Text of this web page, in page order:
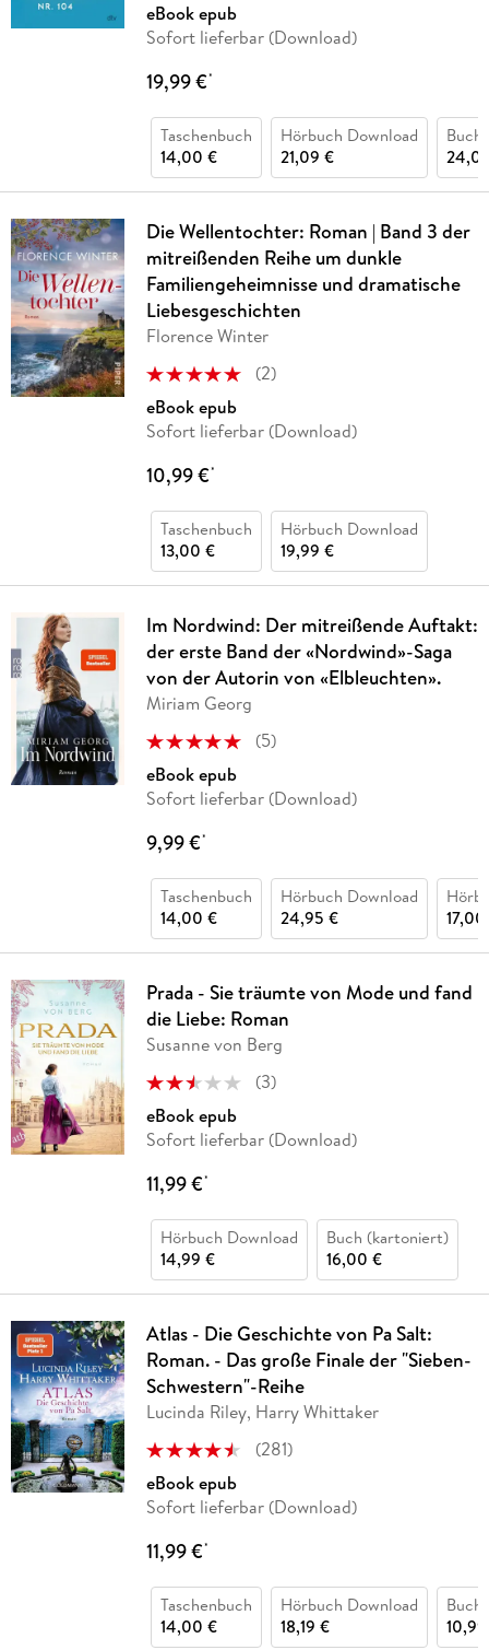
eBook epub
Sofort lieferbar (Download)
19,99 €*
Taschenbuch
14,00 €
Hörbuch Download
21,09 €
Buch
Die Wellentochter: Roman | Band 3 der
mitreißenden Reihe um dunkle
Familiengeheimnisse und dramatische
Liebesgeschichten
Florence Winter
(2)
eBook epub
Sofort lieferbar (Download)
10,99 €*
Taschenbuch
13,00 €
Hörbuch Download
19,99 €
Im Nordwind: Der mitreißende Auftakt:
der erste Band der «Nordwind»-Saga
von der Autorin von «Elbleuchten».
Miriam Georg
(5)
eBook epub
Sofort lieferbar (Download)
9,99 €*
Taschenbuch
14,00 €
Hörbuch Download
24,95 €
Prada - Sie träumte von Mode und fand
die Liebe: Roman
Susanne von Berg
(3)
eBook epub
Sofort lieferbar (Download)
11,99 €*
Hörbuch Download
14,99 €
Buch (kartoniert)
16,00 €
Atlas - Die Geschichte von Pa Salt:
Roman. - Das große Finale der "Sieben-
Schwestern"-Reihe
Lucinda Riley, Harry Whittaker
(281)
eBook epub
Sofort lieferbar (Download)
11,99 €*
Taschenbuch
14,00 €
Hörbuch Download
18,19 €
Buch